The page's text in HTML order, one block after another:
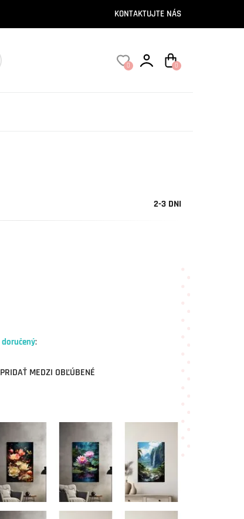
KONTAKTUJTE NÁS
0 0
2-3 DNI
doručený:
PRIDAŤ MEDZI OBĽÚBENÉ